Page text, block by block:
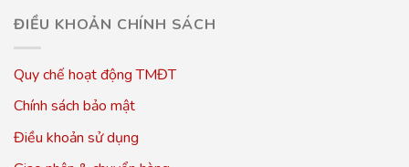
ĐIỀU KHOẢN CHÍNH SÁCH
Quy chế hoạt động TMĐT
Chính sách bảo mật
Điều khoản sử dụng